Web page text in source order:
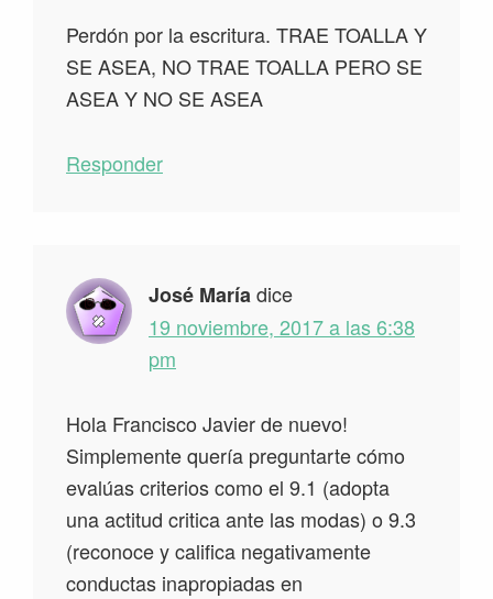
Perdón por la escritura. TRAE TOALLA Y
SE ASEA, NO TRAE TOALLA PERO SE
ASEA Y NO SE ASEA
Responder
José Maríadice
19 noviembre, 2017 a las 6:38
pm
Hola Francisco Javier de nuevo!
Simplemente quería preguntarte cómo
evalúas criterios como el 9.1 (adopta
una actitud critica ante las modas) o 9.3
(reconoce y califica negativamente
conductas inapropiadas en